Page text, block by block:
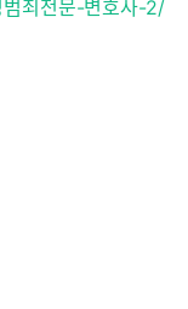
죄전문-변호사-2/